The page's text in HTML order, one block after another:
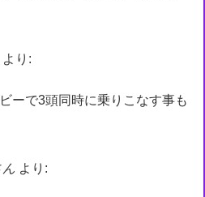
より:
ーで3頭同時に乗りこなす事も
より: